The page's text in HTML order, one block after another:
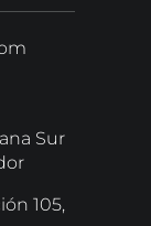
Sur
105,